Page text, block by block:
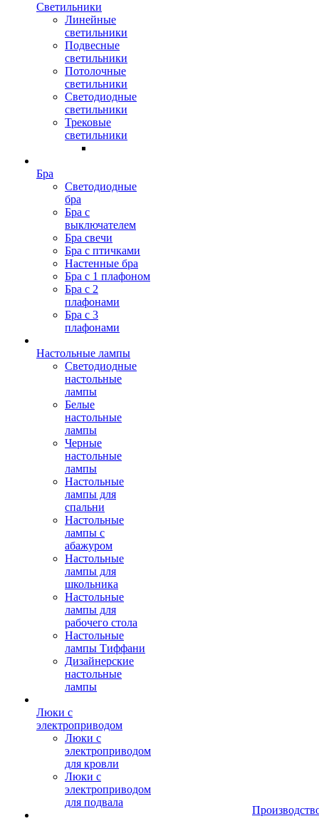
Светильники
Линейные
светильники
Подвесные
светильники
Потолочные
светильники
Светодиодные
светильники
Трековые
светильники
Бра
Светодиодные
бра
Бра с
выключателем
Бра свечи
Бра с птичками
Настенные бра
Бра с 1 плафоном
Бра с 2
плафонами
Бра с 3
плафонами
Настольные лампы
Светодиодные
настольные
лампы
Белые
настольные
лампы
Черные
настольные
лампы
Настольные
лампы для
спальни
Настольные
лампы с
абажуром
Настольные
лампы для
школьника
Настольные
лампы для
рабочего стола
Настольные
лампы Тиффани
Дизайнерские
настольные
лампы
Люки с
электроприводом
Люки с
электроприводом
для кровли
Люки с
электроприводом
для подвала